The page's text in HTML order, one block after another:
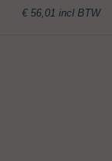
€ 56,01 incl BTW